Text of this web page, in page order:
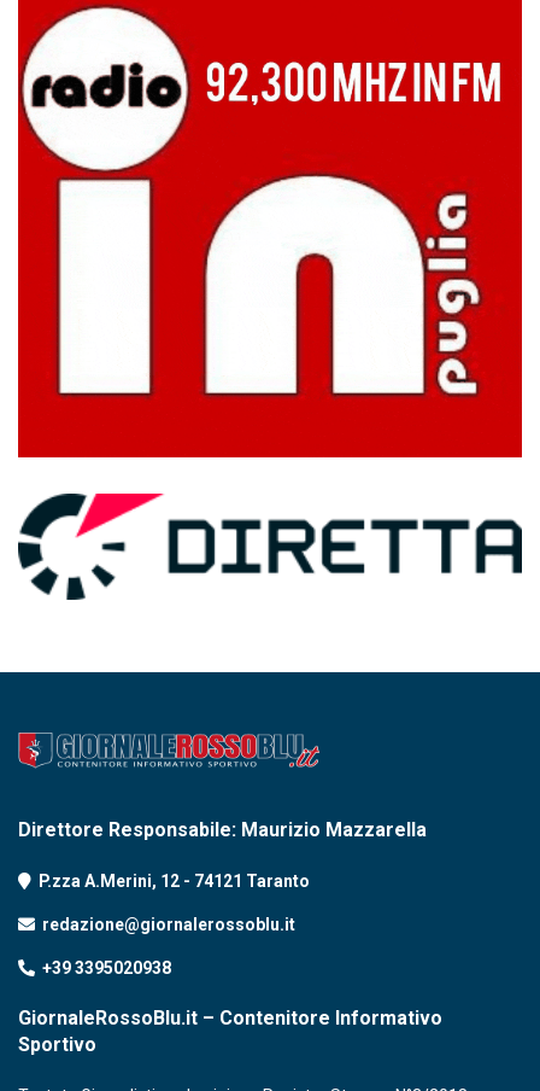
Direttore Responsabile: Maurizio Mazzarella
P.zza A.Merini, 12 - 74121 Taranto
redazione@giornalerossoblu.it
+39 3395020938
GiornaleRossoBlu.it – Contenitore Informativo
Sportivo